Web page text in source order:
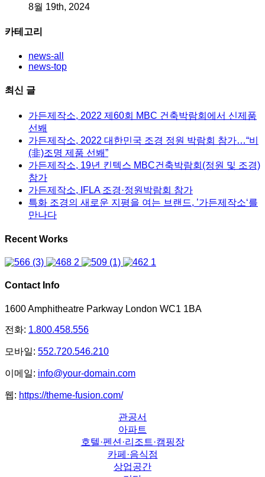
8월 19th, 2024
카테고리
news-all
news-top
최신 글
가든제작소, 2022 제60회 MBC 건축박람회에서 신제품
선봬
가든제작소, 2022 대한민국 조경 정원 박람회 참가…“비
(非)조명 제품 선봬”
가든제작소, 19년 킨텍스 MBC건축박람회(정원 및 조경)
참가
가든제작소, IFLA 조경·정원박람회 참가
특화 조경의 새로운 지평을 여는 브랜드, ’가든제작소‘를
만나다
Recent Works
Contact Info
1600 Amphitheatre Parkway London WC1 1BA
전화: 1.800.458.556
모바일: 552.720.546.210
이메일: info@your-domain.com
웹: https://theme-fusion.com/
관공서
아파트
호텔·펜션·리조트·캠핑장
카페·음식점
상업공간